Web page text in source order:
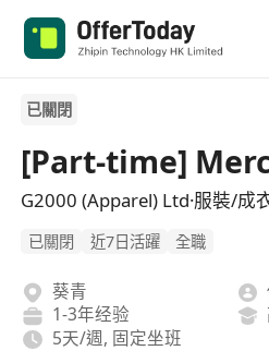
已關閉
[Part-time]
G2000 (Apparel) Ltd·服裝/成
已關閉 近7日活躍 全職
葵青
1-3年经验
5天/週, 固定坐班